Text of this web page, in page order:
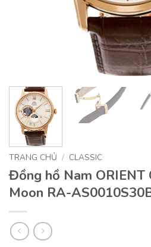
TRANG CHỦ / CLASSIC
Đồng hồ Nam ORIENT
Moon RA-